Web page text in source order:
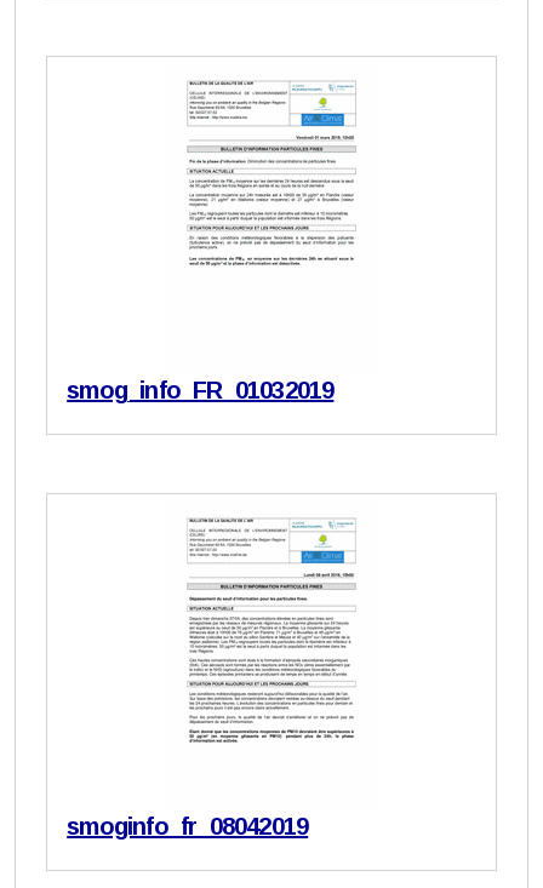
smog_info_FR_01032019
smoginfo_fr_08042019